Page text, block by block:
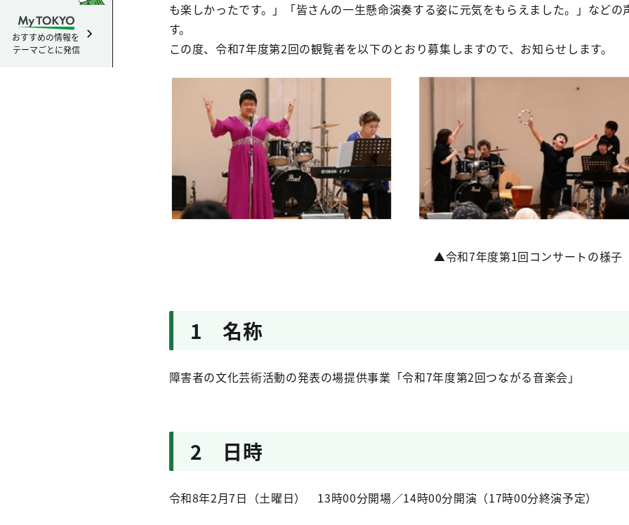
おすすめの情報を
テーマごとに発信
も楽しかったです。」「皆さんの一生懸命演奏する姿に元気をもらえました。」など
す。
この度、令和7年度第2回の観覧者を以下のとおり募集しますので、お知らせします。
▲令和7年度第1回コンサートの様子
1 名称
障害者の文化芸術活動の発表の場提供事業「令和7年度第2回つながる音楽会」
2 日時
令和8年2月7日（土曜日） 13時00分開場／14時00分開演（17時00分終演予定）